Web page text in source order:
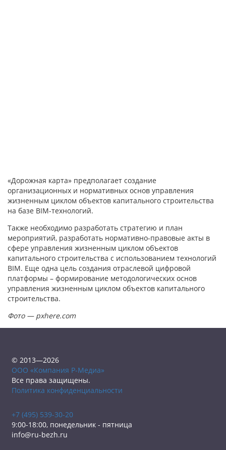
«Дорожная карта» предполагает создание
организационных и нормативных основ управления
жизненным циклом объектов капитального строительства
на базе BIM-технологий.
Также необходимо разработать стратегию и план
мероприятий, разработать нормативно-правовые акты в
сфере управления жизненным циклом объектов
капитального строительства с использованием технологий
BIM. Еще одна цель создания отраслевой цифровой
платформы – формирование методологических основ
управления жизненным циклом объектов капитального
строительства.
Фото — pxhere.com
© 2013—2026
ООО «Компания Р-Медиа»
Все права защищены.
Политика конфиденциальности
+7 (495) 539-30-20
9:00-18:00, понедельник - пятница
info@ru-bezh.ru